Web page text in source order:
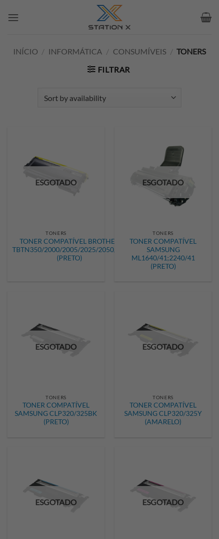
INÍCIO / INFORMÁTICA / CONSUMÍVEIS / TONERS
FILTRAR
ESGOTADO
TONERS
TONER COMPATÍVEL BROTHER
TBTN350/2000/2005/2025/2050/25J
(PRETO)
ESGOTADO
TONERS
TONER COMPATÍVEL
SAMSUNG
ML1640/41;2240/41
(PRETO)
ESGOTADO
TONERS
TONER COMPATÍVEL
SAMSUNG CLP320/325BK
(PRETO)
ESGOTADO
TONERS
TONER COMPATÍVEL
SAMSUNG CLP320/325Y
(AMARELO)
ESGOTADO ESGOTADO